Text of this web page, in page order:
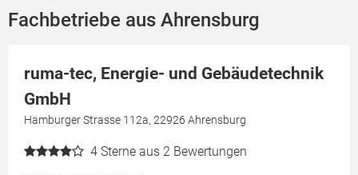
Fachbetriebe aus Ahrensburg
ruma-tec, Energie- und Gebäudetechnik
GmbH
Hamburger Strasse 112a, 22926 Ahrensburg
4 Sterne aus 2 Bewertungen